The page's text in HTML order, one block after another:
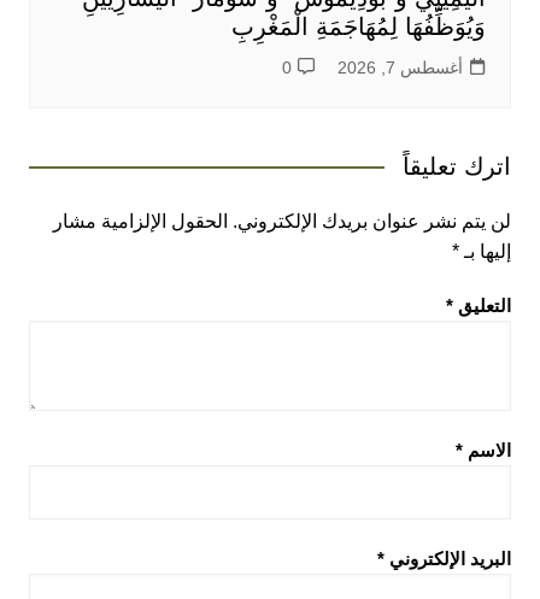
وَيُوَظِّفُهَا لِمُهَاجَمَةِ الْمَغْرِبِ
أغسطس 7, 2026 0
اترك تعليقاً
لن يتم نشر عنوان بريدك الإلكتروني. الحقول الإلزامية مشار
إليها بـ *
التعليق *
الاسم *
البريد الإلكتروني *